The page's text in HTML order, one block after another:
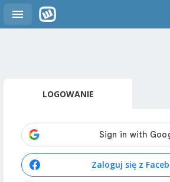
LOGOWANIE
Zaloguj się z